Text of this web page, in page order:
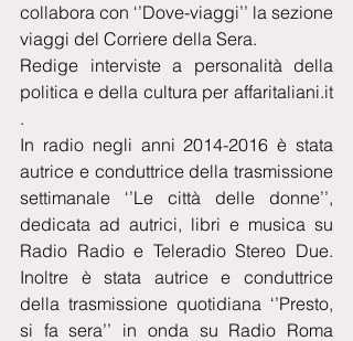
collabora con ‘’Dove-viaggi’’ la sezione
viaggi del Corriere della Sera.
Redige interviste a personalità della
politica e della cultura per affaritaliani.it
.
In radio negli anni 2014-2016 è stata
autrice e conduttrice della trasmissione
settimanale ‘’Le città delle donne’’,
dedicata ad autrici, libri e musica su
Radio Radio e Teleradio Stereo Due.
Inoltre è stata autrice e conduttrice
della trasmissione quotidiana ‘’Presto,
si fa sera’’ in onda su Radio Roma